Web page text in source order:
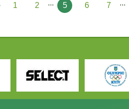
1 2 ... 5 6 7 ...